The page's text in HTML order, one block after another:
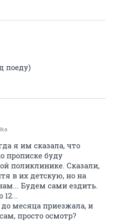
поеду)
я им сказала, что
прописке буду
поликлинике. Сказали,
в их детскую, но на
Будем сами ездить.
до месяца приезжала, и
просто осмотр?